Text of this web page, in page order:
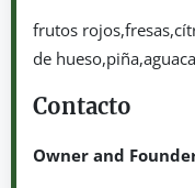
frutos
de
Contacto
Owner and